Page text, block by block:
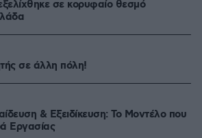
σε κορυφαίο θεσμό
σε άλλη πόλη!
& Εξειδίκευση: Το Mοντέλο που
Eργασίας